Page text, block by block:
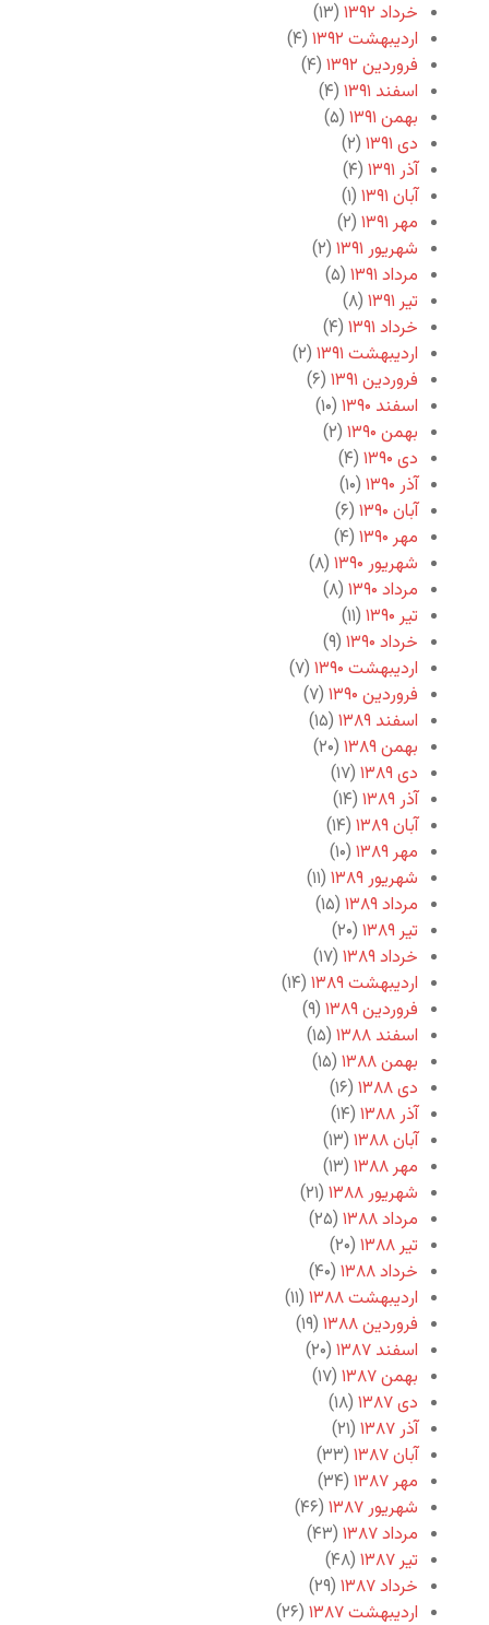
خرداد ۱۳۹۲
(۱۳)
اردیبهشت ۱۳۹۲
(۴)
فروردین ۱۳۹۲
(۴)
اسفند ۱۳۹۱
(۴)
بهمن ۱۳۹۱
(۵)
دی ۱۳۹۱
(۲)
آذر ۱۳۹۱
(۴)
آبان ۱۳۹۱
(۱)
مهر ۱۳۹۱
(۲)
شهریور ۱۳۹۱
(۲)
مرداد ۱۳۹۱
(۵)
تیر ۱۳۹۱
(۸)
خرداد ۱۳۹۱
(۴)
اردیبهشت ۱۳۹۱
(۲)
فروردین ۱۳۹۱
(۶)
اسفند ۱۳۹۰
(۱۰)
بهمن ۱۳۹۰
(۲)
دی ۱۳۹۰
(۴)
آذر ۱۳۹۰
(۱۰)
آبان ۱۳۹۰
(۶)
مهر ۱۳۹۰
(۴)
شهریور ۱۳۹۰
(۸)
مرداد ۱۳۹۰
(۸)
تیر ۱۳۹۰
(۱۱)
خرداد ۱۳۹۰
(۹)
اردیبهشت ۱۳۹۰
(۷)
فروردین ۱۳۹۰
(۷)
اسفند ۱۳۸۹
(۱۵)
بهمن ۱۳۸۹
(۲۰)
دی ۱۳۸۹
(۱۷)
آذر ۱۳۸۹
(۱۴)
آبان ۱۳۸۹
(۱۴)
مهر ۱۳۸۹
(۱۰)
شهریور ۱۳۸۹
(۱۱)
مرداد ۱۳۸۹
(۱۵)
تیر ۱۳۸۹
(۲۰)
خرداد ۱۳۸۹
(۱۷)
اردیبهشت ۱۳۸۹
(۱۴)
فروردین ۱۳۸۹
(۹)
اسفند ۱۳۸۸
(۱۵)
بهمن ۱۳۸۸
(۱۵)
دی ۱۳۸۸
(۱۶)
آذر ۱۳۸۸
(۱۴)
آبان ۱۳۸۸
(۱۳)
مهر ۱۳۸۸
(۱۳)
شهریور ۱۳۸۸
(۲۱)
مرداد ۱۳۸۸
(۲۵)
تیر ۱۳۸۸
(۲۰)
خرداد ۱۳۸۸
(۴۰)
اردیبهشت ۱۳۸۸
(۱۱)
فروردین ۱۳۸۸
(۱۹)
اسفند ۱۳۸۷
(۲۰)
بهمن ۱۳۸۷
(۱۷)
دی ۱۳۸۷
(۱۸)
آذر ۱۳۸۷
(۲۱)
آبان ۱۳۸۷
(۳۳)
مهر ۱۳۸۷
(۳۴)
شهریور ۱۳۸۷
(۴۶)
مرداد ۱۳۸۷
(۴۳)
تیر ۱۳۸۷
(۴۸)
خرداد ۱۳۸۷
(۲۹)
اردیبهشت ۱۳۸۷
(۲۶)